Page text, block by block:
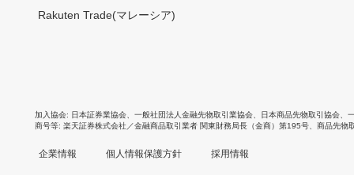
Rakuten Trade(マレーシア)
加入協会 日本証券業協会 一般社団法人金融先物取引業協会 日本商品先物取引協会
商号等 楽天証券株式会社／金融商品取引業者 関東財務局長（金商）第195号、商品先物
企業情報 個人情報保護方針 採用情報